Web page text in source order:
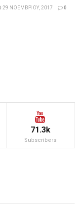
29 ΝΟΕΜΒΡΊΟΥ, 2017 0
71.3k
Subscribers